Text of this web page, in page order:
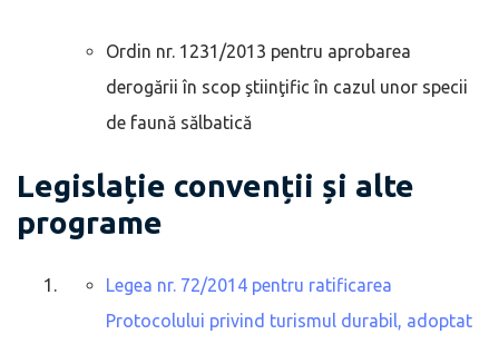
Ordin nr. 1231/2013 pentru aprobarea
derogării în scop ştiinţific în cazul unor specii
de faună sălbatică
Legislație convenții și alte
programe
Legea nr. 72/2014 pentru ratificarea
Protocolului privind turismul durabil, adoptat